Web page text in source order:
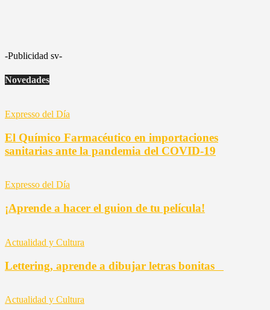
-Publicidad sv-
Novedades
Expresso del Día
El Químico Farmacéutico en importaciones
sanitarias ante la pandemia del COVID-19
Expresso del Día
¡Aprende a hacer el guion de tu película!
Actualidad y Cultura
Lettering, aprende a dibujar letras bonitas
Actualidad y Cultura